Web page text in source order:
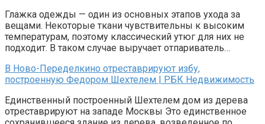
Глажка одежды — один из основных этапов ухода за
вещами. Некоторые ткани чувствительны к высоким
температурам, поэтому классический утюг для них не
подходит. В таком случае выручает отпариватель…
В Ново-Переделкино отреставрируют избу,
построенную Федором Шехтелем | РБК Недвижимость
Единственный построенный Шехтелем дом из дерева
отреставрируют на западе Москвы Это единственное